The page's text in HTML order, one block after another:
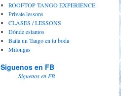
ROOFTOP TANGO EXPERIENCE
Private lessons
CLASES / LESSONS
Dónde estamos
Baila un Tango en tu boda
Milongas
Siguenos en FB
Siguenos en FB